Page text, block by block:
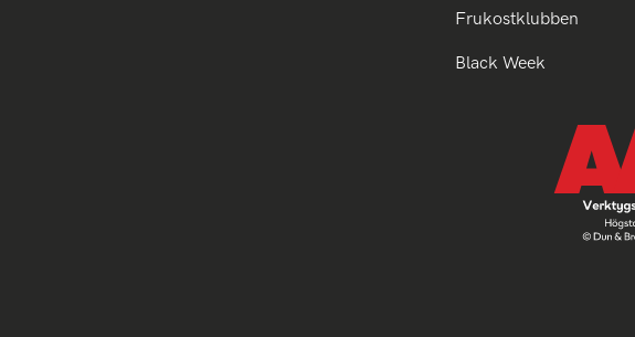
Frukostklubben
Black Week